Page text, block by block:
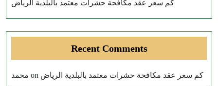
كم سعر عقد مكافحة حشرات معتمد بالبلدية الرياض
Recent Comments
محمد on كم سعر عقد مكافحة حشرات معتمد بالبلدية الرياض